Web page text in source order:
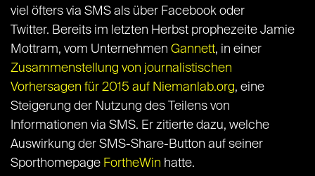
viel öfters via SMS als über Facebook oder
Twitter. Bereits im letzten Herbst prophezeite Jamie
Mottram, vom Unternehmen Gannett, in einer
Zusammenstellung von journalistischen
Vorhersagen für 2015 auf Niemanlab.org, eine
Steigerung der Nutzung des Teilens von
Informationen via SMS. Er zitierte dazu, welche
Auswirkung der SMS-Share-Button auf seiner
Sporthomepage FortheWin hatte.